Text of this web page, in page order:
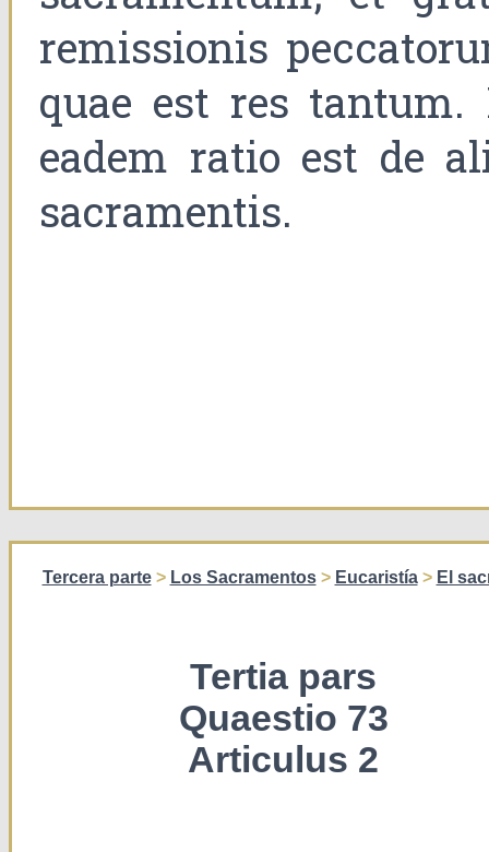
remissionis
quae est res tantum.
eadem ratio est de
sacramentis.
Tercera parte> Los Sacramentos> Eucaristía> El
Tertia pars
Quaestio 73
Articulus 2